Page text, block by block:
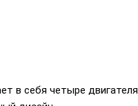
в себя четыре